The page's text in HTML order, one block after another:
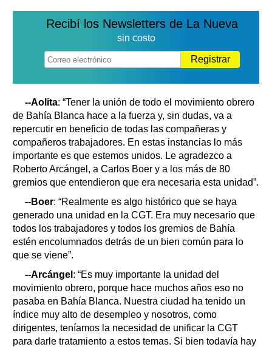
Recibí los Newsletters de La Nueva
sin costo
Registrar
--Aolita: “Tener la unión de todo el movimiento obrero
de Bahía Blanca hace a la fuerza y, sin dudas, va a
repercutir en beneficio de todas las compañeras y
compañeros trabajadores. En estas instancias lo más
importante es que estemos unidos. Le agradezco a
Roberto Arcángel, a Carlos Boer y a los más de 80
gremios que entendieron que era necesaria esta unidad”.
--Boer: “Realmente es algo histórico que se haya
generado una unidad en la CGT. Era muy necesario que
todos los trabajadores y todos los gremios de Bahía
estén encolumnados detrás de un bien común para lo
que se viene”.
--Arcángel : “Es muy importante la unidad del
movimiento obrero, porque hace muchos años eso no
pasaba en Bahía Blanca. Nuestra ciudad ha tenido un
índice muy alto de desempleo y nosotros, como
dirigentes, teníamos la necesidad de unificar la CGT
para darle tratamiento a estos temas. Si bien todavía hay